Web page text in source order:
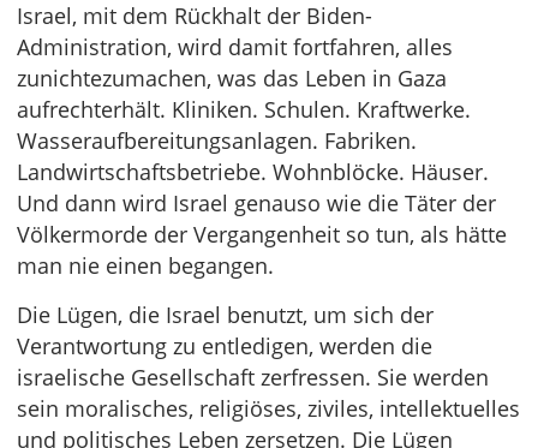
Israel, mit dem Rückhalt der Biden-
Administration, wird damit fortfahren, alles
zunichtezumachen, was das Leben in Gaza
aufrechterhält. Kliniken. Schulen. Kraftwerke.
Wasseraufbereitungsanlagen. Fabriken.
Landwirtschaftsbetriebe. Wohnblöcke. Häuser.
Und dann wird Israel genauso wie die Täter der
Völkermorde der Vergangenheit so tun, als hätte
man nie einen begangen.
Die Lügen, die Israel benutzt, um sich der
Verantwortung zu entledigen, werden die
israelische Gesellschaft zerfressen. Sie werden
sein moralisches, religiöses, ziviles, intellektuelles
und politisches Leben zersetzen. Die Lügen